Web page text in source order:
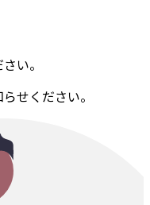
い。
せください。